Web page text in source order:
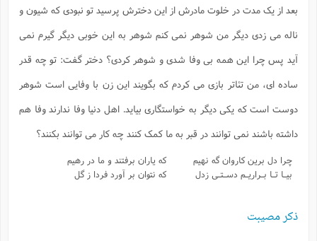
بعد از یک مدت در خلوت مادرش از این دخترش پرسید تو نبودی که شیون و
ناله می زدی دیگر من شوهر نمی کنم شوهر به این خوبی دیگر گیرم نمی
آید پس چرا این همه بی وفا شدی و شوهر کردی؟ دختر گفت: تو چه قدر
ساده ای، من تئاتر بازی می کردم که بگویند این زن با وفایی است شوهر
دوست است که یکی دیگر به خواستگاری بیاید. اهل دنیا وفا ندارند وفا هم
داشته باشند نمی توانند در قبر به ما کمک کنند چه کار می توانند بکنند؟
چرا دل برین کاروان گه نهیم
که یاران برفتند و ما در رهیم
بیـا تـا بـراریـم دسـتـی زدل
که نتوان بر آورد فردا ز گل
ذکر مصیبت